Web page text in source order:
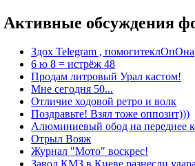
Активные обсуждения
Здох Telegram , помогитеклОпОна
6 ю 8 = истрёж 48
Продам литровый Урал кастом!
Мне сегодня 50...
Отличие ходовой ретро и волк
Поздравьте! Взял тоже оппозит)))
Алюминиевый обод на переднее
Отрыл Вояж
Журнал "Мото" воскрес!